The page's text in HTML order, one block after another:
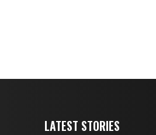
LATEST STORIES